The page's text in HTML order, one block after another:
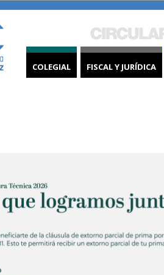
COLEGIAL FISCAL Y JURÍDICA